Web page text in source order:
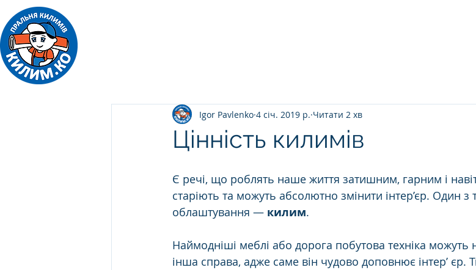
Цінність килимів
Igor Pavlenko 4 січ. 2019 р. Читати 2 хв
Є речі, що роблять наше життя затишним, гарним і
старіють та можуть абсолютно змінити інтер’єр. Один з
облаштування — килим.
Наймодніші меблі або дорога побутова техніка можуть
інша справа, адже саме він чудово доповнює інтер’ єр.